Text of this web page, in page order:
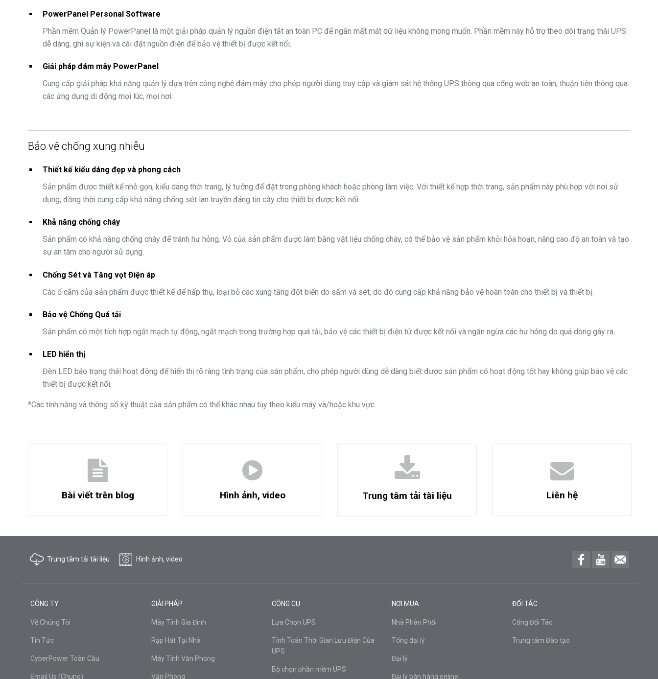
PowerPanel Personal Software
Phần mềm Quản lý PowerPanel là một giải pháp quản lý nguồn điện tắt an toàn PC để ngăn mất mát dữ liệu không mong muốn. Phần mềm này hỗ trợ theo dõi trạng thái UPS
dễ dàng, ghi sự kiện và cài đặt nguồn điện để bảo vệ thiết bị được kết nối.
Giải pháp đám mây PowerPanel
Cung cấp giải pháp khả năng quản lý dựa trên công nghệ đám mây cho phép người dùng truy cập và giám sát hệ thống UPS thông qua cổng web an toàn, thuận tiện thông qua
các ứng dụng di động mọi lúc, mọi nơi.
Bảo vệ chống xung nhiễu
Thiết kế kiểu dáng đẹp và phong cách
Sản phẩm được thiết kế nhỏ gọn, kiểu dáng thời trang, lý tưởng để đặt trong phòng khách hoặc phòng làm việc. Với thiết kế hợp thời trang, sản phẩm này phù hợp với nơi sử
dụng, đồng thời cung cấp khả năng chống sét lan truyền đáng tin cậy cho thiết bị được kết nối.
Khả năng chống cháy
Sản phẩm có khả năng chống cháy để tránh hư hỏng. Vỏ của sản phẩm được làm bằng vật liệu chống cháy, có thể bảo vệ sản phẩm khỏi hỏa hoạn, nâng cao độ an toàn và tạo
sự an tâm cho người sử dụng.
Chống Sét và Tăng vọt Điện áp
Các ổ cắm của sản phẩm được thiết kế để hấp thụ, loại bỏ các xung tăng đột biến do sấm và sét, do đó cung cấp khả năng bảo vệ hoàn toàn cho thiết bị và thiết bị.
Bảo vệ Chống Quá tải
Sản phẩm có một tích hợp ngắt mạch tự động, ngắt mạch trong trường hợp quá tải, bảo vệ các thiết bị điện tử được kết nối và ngăn ngừa các hư hỏng do quá dòng gây ra.
LED hiển thị
Đèn LED báo trạng thái hoạt động để hiển thị rõ ràng tình trạng của sản phẩm, cho phép người dùng dễ dàng biết được sản phẩm có hoạt động tốt hay không giúp bảo vệ các
thiết bị được kết nối.
*Các tính năng và thông số kỹ thuật của sản phẩm có thể khác nhau tùy theo kiểu máy và/hoặc khu vực.
Bài viết trên blog Hình ảnh, video Trung tâm tải tài liệu Liên hệ
Trung tâm tải tài liệu Hình ảnh, video
CÔNG TY
Về Chúng Tôi
Tin Tức
CyberPower Toàn Cầu
Email Us (Chung)
GIẢI PHÁP
Máy Tính Gia Đình
Rạp Hát Tại Nhà
Máy Tính Văn Phòng
Văn Phòng
CÔNG CỤ
Lựa Chọn UPS
Tính Toán Thời Gian Lưu Điện Của
UPS
Bộ chọn phần mềm UPS
NƠI MUA
Nhà Phân Phối
Tổng đại lý
Đại lý
Đại lý bán hàng online
ĐỐI TÁC
Cổng Đối Tác
Trung tâm Đào tạo